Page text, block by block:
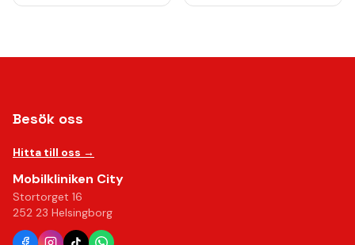
Besök oss
Hitta till oss →
Mobilkliniken City
Stortorget 16
252 23 Helsingborg